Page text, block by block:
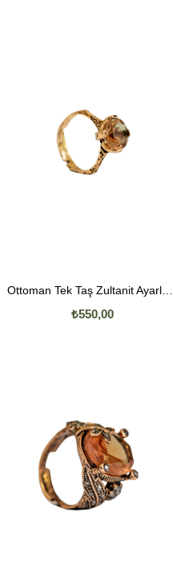
Ottoman Tek Taş Zultanit Ayarlanabilir Yüzük
₺550,00